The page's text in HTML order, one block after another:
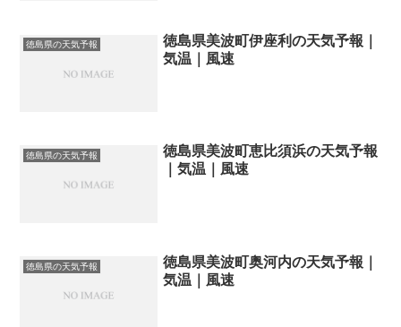
徳島県の天気予報
徳島県美波町伊座利の天気予報｜
気温｜風速
徳島県の天気予報
徳島県美波町恵比須浜の天気予報
｜気温｜風速
徳島県の天気予報
徳島県美波町奥河内の天気予報｜
気温｜風速